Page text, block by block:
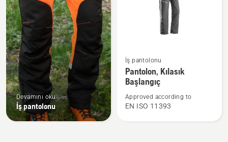
Devamını oku
İş pantolonu
Kılasık
Başlangıç
hakkında
daha
İş pantolonu
Pantolon, Kılasık
Başlangıç
Approved according to
EN ISO 11393